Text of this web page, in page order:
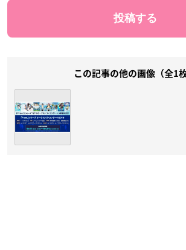
この記事の他の画像（全1枚